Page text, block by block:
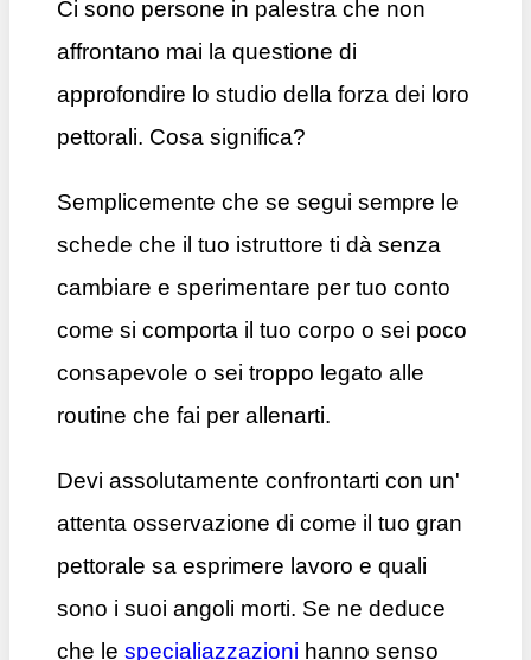
Ci sono persone in palestra che non
affrontano mai la questione di
approfondire lo studio della forza dei loro
pettorali. Cosa significa?
Semplicemente che se segui sempre le
schede che il tuo istruttore ti dà senza
cambiare e sperimentare per tuo conto
come si comporta il tuo corpo o sei poco
consapevole o sei troppo legato alle
routine che fai per allenarti.
Devi assolutamente confrontarti con un'
attenta osservazione di come il tuo gran
pettorale sa esprimere lavoro e quali
sono i suoi angoli morti. Se ne deduce
che le specialiazzazioni hanno senso